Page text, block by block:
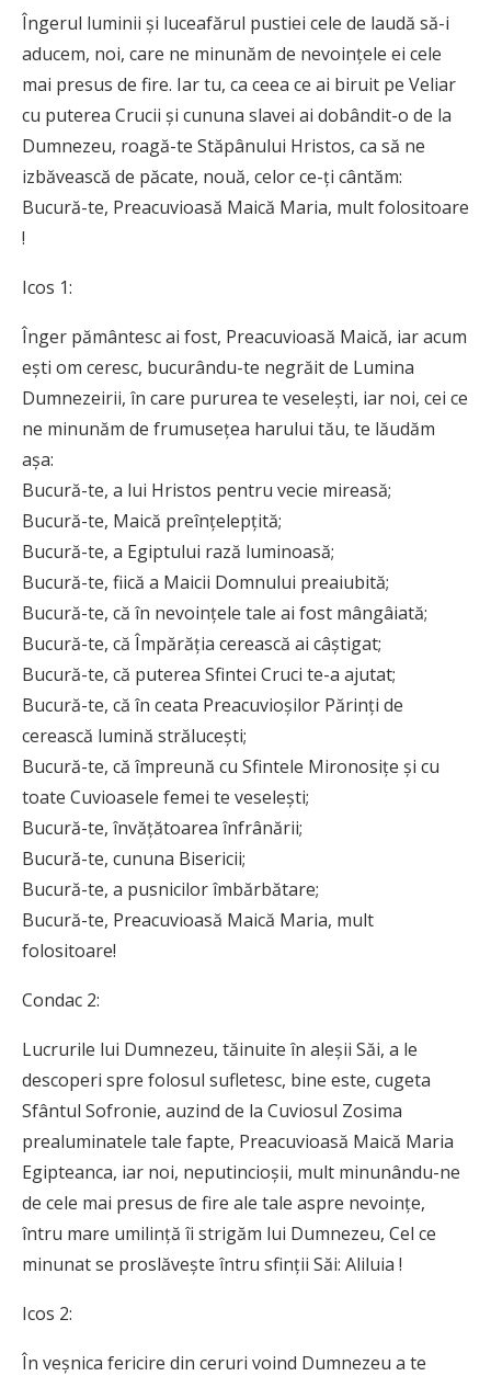
Îngerul luminii și luceafărul pustiei cele de laudă să-i
aducem, noi, care ne minunăm de nevoințele ei cele
mai presus de fire. Iar tu, ca ceea ce ai biruit pe Veliar
cu puterea Crucii și cununa slavei ai dobândit-o de la
Dumnezeu, roagă-te Stăpânului Hristos, ca să ne
izbăvească de păcate, nouă, celor ce-ți cântăm:
Bucură-te, Preacuvioasă Maică Maria, mult folositoare
!
Icos 1:
Înger pământesc ai fost, Preacuvioasă Maică, iar acum
ești om ceresc, bucurându-te ne­grăit de Lumina
Dumnezeirii, în care pururea te veselești, iar noi, cei ce
ne minunăm de frumu­sețea harului tău, te lăudăm
așa:
Bucură-te, a lui Hristos pentru vecie mireasă;
Bucură-te, Maică preînțelepțită;
Bucură-te, a Egiptului rază luminoasă;
Bucură-te, fiică a Maicii Domnului preaiubită;
Bucură-te, că în nevoințele tale ai fost mângâiată;
Bucură-te, că Împărăția cerească ai câștigat;
Bucură-te, că puterea Sfintei Cruci te-a ajutat;
Bucură-te, că în ceata Preacuvioșilor Părinți de
cerească lumină strălucești;
Bucură-te, că împreună cu Sfintele Miro­no­sițe și cu
toate Cuvioasele femei te veselești;
Bucură-te, învățătoarea înfrânării;
Bucură-te, cununa Bisericii;
Bucură-te, a pusnicilor îmbărbătare;
Bucură-te, Preacuvioasă Maică Maria, mult
folositoare!
Condac 2:
Lucrurile lui Dumnezeu, tăinuite în aleșii Săi, a le
descoperi spre folosul sufletesc, bine este, cugeta
Sfântul Sofronie, auzind de la Cuviosul Zosima
prealuminatele tale fapte, Prea­­cuvioasă Maică Maria
Egipteanca, iar noi, nepu­­tincioșii, mult minunându-ne
de cele mai presus de fire ale tale aspre nevoințe,
întru mare umi­lință îi strigăm lui Dumnezeu, Cel ce
minunat se proslăvește întru sfinții Săi: Aliluia !
Icos 2:
În veșnica fericire din ceruri voind Dum­nezeu a te